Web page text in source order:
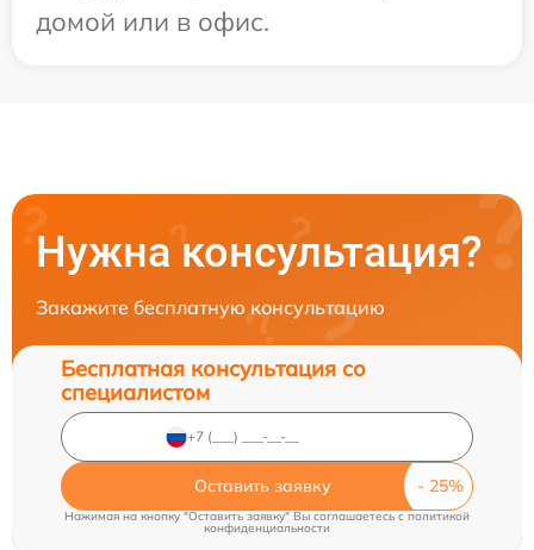
домой или в офис.
Нужна консультация?
Закажите бесплатную консультацию
Бесплатная консультация со
специалистом
Оставить заявку
Нажимая на кнопку "Оставить заявку" Вы соглашаетесь cполитикой
конфиденциальности